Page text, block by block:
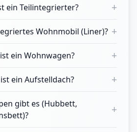
ein Teilintegrierter? +
Wohnmobil (Liner)? +
ein Wohnwagen? +
ein Aufstelldach? +
gibt es (Hubbett,
+